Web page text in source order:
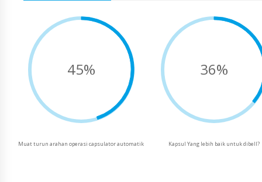
45%
Muat turun arahan operasi capsulator automatik
36%
Kapsul Yang lebih baik untuk dibelI?